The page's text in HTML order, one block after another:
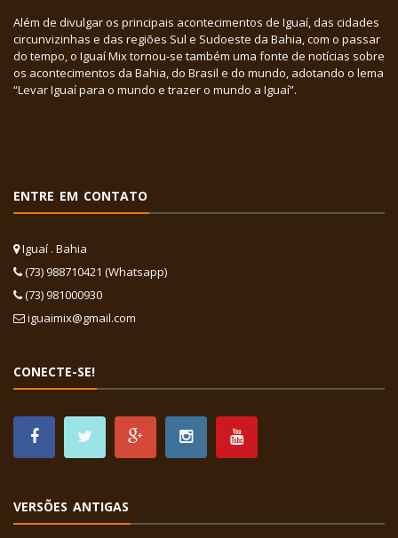
Além de divulgar os principais acontecimentos de Iguaí, das cidades
circunvizinhas e das regiões Sul e Sudoeste da Bahia, com o passar
do tempo, o Iguaí Mix tornou-se também uma fonte de notícias sobre
os acontecimentos da Bahia, do Brasil e do mundo, adotando o lema
“Levar Iguaí para o mundo e trazer o mundo a Iguaí”.
ENTRE EM CONTATO
Iguaí . Bahia
(73) 988710421 (Whatsapp)
(73) 981000930
iguaimix@gmail.com
CONECTE-SE!
VERSÕES ANTIGAS